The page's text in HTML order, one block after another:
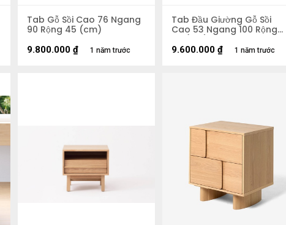
Tab Gỗ Sồi Cao 76 Ngang
90 Rộng 45 (cm)
1 năm trước
9.800.000 ₫
Tab Đầu Giường Gỗ Sồi
Cao 53 Ngang 100 Rộng
38 (cm)
1 năm trước
9.600.000 ₫